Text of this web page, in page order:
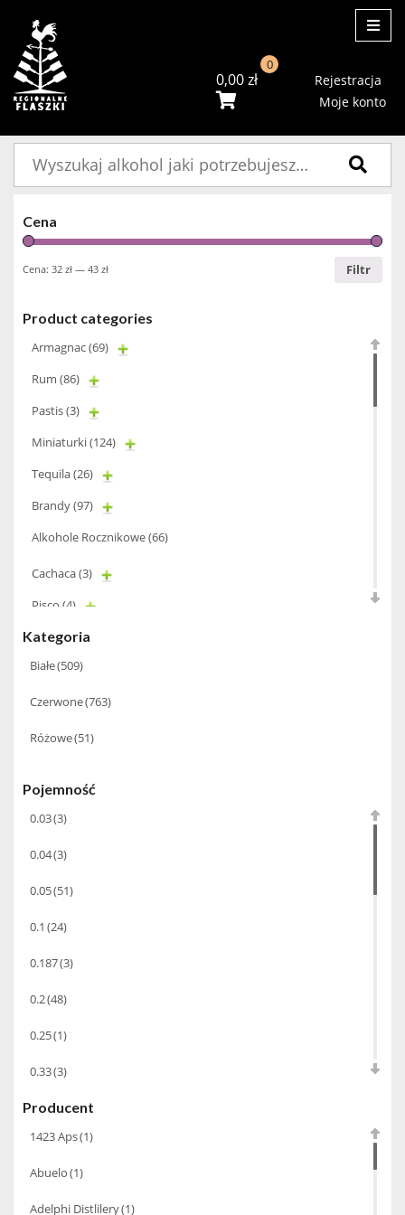
0,00zł
0
Rejestracja
Moje konto
Cena
Filtr
Cena: 32 zł — 43 zł
Product categories
Armagnac(69)
Rum (86)
Pastis(3)
Miniaturki(124)
Tequila(26)
Brandy(97)
Alkohole Rocznikowe(66)
Cachaca(3)
Pisco (4)
Bourbon (42)
Piwo (10)
Grappa(41)
Wino musujące
Alkohole prezentowe
Gin (33)
Destylaty
Cava(4)
Wino (1266)
Oliwa(1)
Kategoria
Białe(509)
Czerwone(763)
Różowe(51)
Pojemność
0.03(3)
0.04(3)
0.05(51)
0.1 (24)
0.187(3)
0.2(48)
0.25(1)
0.33(3)
0.35(53)
0.375 (28)
0.5(213)
Producent
1423 Aps(1)
Abuelo(1)
Adelphi Distlilery(1)